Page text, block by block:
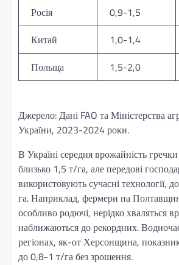
Росія
0,9-1,5
Китай
1,0-1,4
Польща
1,5-2,0
Джерело: Дані FAO та Міністерства
України, 2023-2024 роки.
В Україні середня врожайність
близько 1,5 т/га, але передові
використовують сучасні технології,
га. Наприклад, фермери на
особливо родючі, нерідко хваляться
наближаються до рекордних.
регіонах, як-от Херсонщина,
до 0,8-1 т/га без зрошення.